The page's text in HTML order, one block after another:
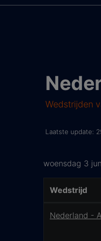
Wedstrijden
Laatste update:
woensdag 3
Wedstrijd
Nederland -